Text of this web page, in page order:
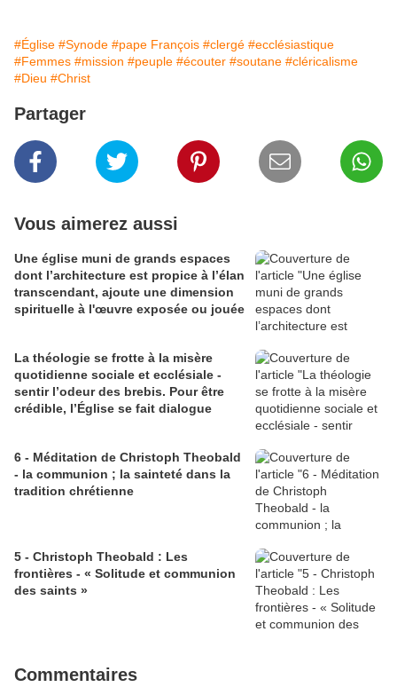
#Église #Synode #pape François #clergé #ecclésiastique
#Femmes #mission #peuple #écouter #soutane #cléricalisme
#Dieu #Christ
Partager
Vous aimerez aussi
Une église muni de grands espaces
dont l’architecture est propice à l’élan
transcendant, ajoute une dimension
spirituelle à l'œuvre exposée ou jouée
La théologie se frotte à la misère
quotidienne sociale et ecclésiale -
sentir l’odeur des brebis. Pour être
crédible, l’Église se fait dialogue
6 - Méditation de Christoph Theobald
- la communion ; la sainteté dans la
tradition chrétienne
5 - Christoph Theobald : Les
frontières - « Solitude et communion
des saints »
Commentaires